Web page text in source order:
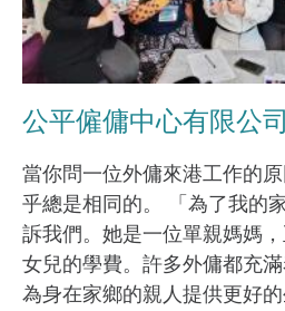
公平僱傭中心有限公司
當你問一位外傭來港工作的
乎總是相同的。 「為了我的
訴我們。她是一位單親媽媽
女兒的學費。許多外傭都充
為身在家鄉的親人提供更好